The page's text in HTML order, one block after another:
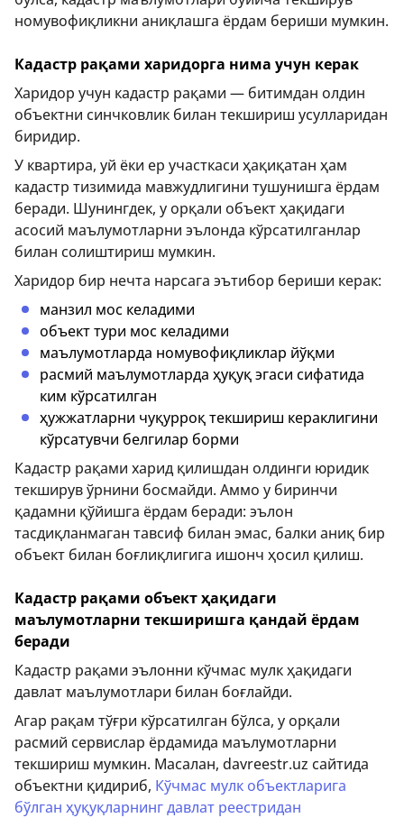
номувофиқликни аниқлашга ёрдам бериши мумкин.
Кадастр рақами харидорга нима учун керак
Харидор учун кадастр рақами — битимдан олдин
объектни синчковлик билан текшириш усулларидан
биридир.
У квартира, уй ёки ер участкаси ҳақиқатан ҳам
кадастр тизимида мавжудлигини тушунишга ёрдам
беради. Шунингдек, у орқали объект ҳақидаги
асосий маълумотларни эълонда кўрсатилганлар
билан солиштириш мумкин.
Харидор бир нечта нарсага эътибор бериши керак:
манзил мос келадими
объект тури мос келадими
маълумотларда номувофиқликлар йўқми
расмий маълумотларда ҳуқуқ эгаси сифатида
ким кўрсатилган
ҳужжатларни чуқурроқ текшириш кераклигини
кўрсатувчи белгилар борми
Кадастр рақами харид қилишдан олдинги юридик
текширув ўрнини босмайди. Аммо у биринчи
қадамни қўйишга ёрдам беради: эълон
тасдиқланмаган тавсиф билан эмас, балки аниқ бир
объект билан боғлиқлигига ишонч ҳосил қилиш.
Кадастр рақами объект ҳақидаги
маълумотларни текширишга қандай ёрдам
беради
Кадастр рақами эълонни кўчмас мулк ҳақидаги
давлат маълумотлари билан боғлайди.
Агар рақам тўғри кўрсатилган бўлса, у орқали
расмий сервислар ёрдамида маълумотларни
текшириш мумкин. Масалан, davreestr.uz сайтида
объектни қидириб, Кўчмас мулк объектларига
бўлган ҳуқуқларнинг давлат реестридан